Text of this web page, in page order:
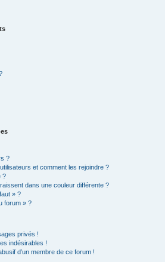
?
et comment les rejoindre ?
?
dans une couleur différente ?
» ?
forum » ?
privés !
indésirables !
d’un membre de ce forum !